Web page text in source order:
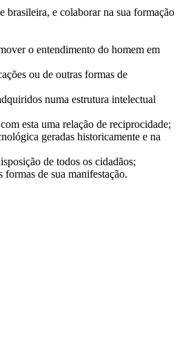
brasileira, e colaborar na sua formação
o entendimento do homem em
ou de outras formas de
numa estrutura intelectual
esta uma relação de reciprocidade;
geradas historicamente e na
de todos os cidadãos;
de sua manifestação.